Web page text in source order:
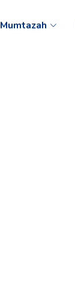
Mumtazah